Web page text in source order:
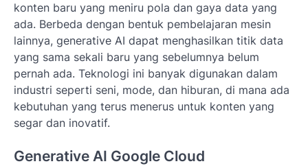
konten baru yang meniru pola dan gaya data yang
ada. Berbeda dengan bentuk pembelajaran mesin
lainnya, generative AI dapat menghasilkan titik data
yang sama sekali baru yang sebelumnya belum
pernah ada. Teknologi ini banyak digunakan dalam
industri seperti seni, mode, dan hiburan, di mana ada
kebutuhan yang terus menerus untuk konten yang
segar dan inovatif.
Generative AI Google Cloud